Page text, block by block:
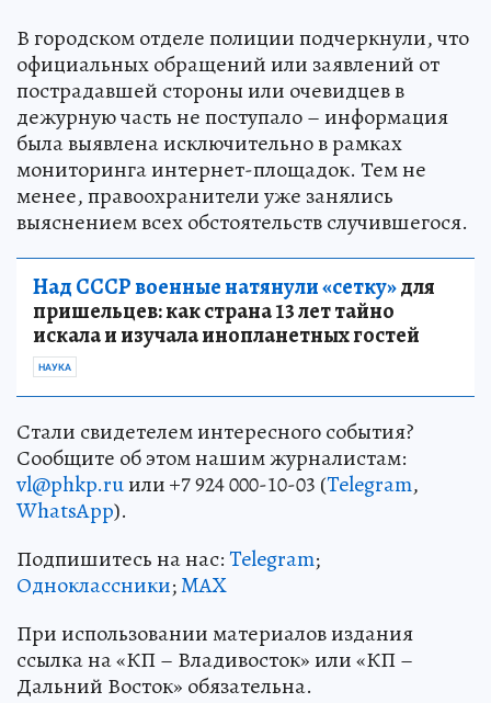
В городском отделе полиции подчеркнули, что
официальных обращений или заявлений от
пострадавшей стороны или очевидцев в
дежурную часть не поступало – информация
была выявлена исключительно в рамках
мониторинга интернет-площадок. Тем не
менее, правоохранители уже занялись
выяснением всех обстоятельств случившегося.
Над СССР военные натянули «сетку»для
пришельцев: как страна 13 лет тайно
искала и изучала инопланетных гостей
НАУКА
Стали свидетелем интересного события?
Сообщите об этом нашим журналистам:
vl@phkp.ruили +7 924 000-10-03 (Telegram,
WhatsApp).
Подпишитесь на нас:Telegram;
Одноклассники;MAX
При использовании материалов издания
ссылка на «КП – Владивосток» или «КП –
Дальний Восток» обязательна.